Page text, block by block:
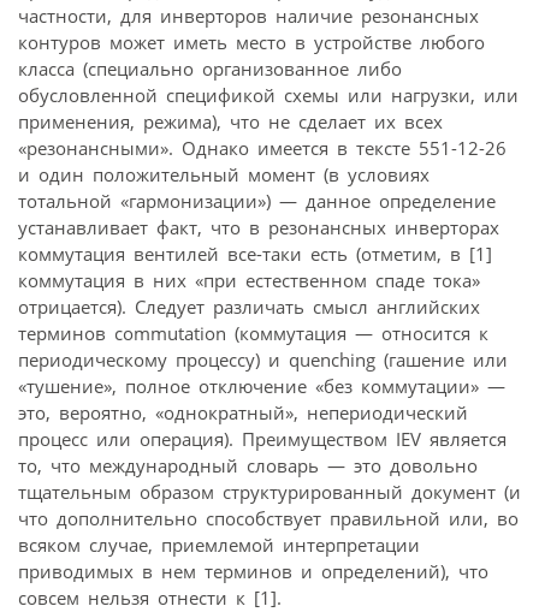
частности, для инверторов наличие резонансных
контуров может иметь место в устройстве любого
класса (специально организованное либо
обусловленной спецификой схемы или нагрузки, или
применения, режима), что не сделает их всех
«резонансными». Однако имеется в тексте 551-12-26
и один положительный момент (в условиях
тотальной «гармонизации») — данное определение
устанавливает факт, что в резонансных инверторах
коммутация вентилей все-таки есть (отметим, в [1]
коммутация в них «при естественном спаде тока»
отрицается). Следует различать смысл английских
терминов commutation (коммутация — относится к
периодическому процессу) и quenching (гашение или
«тушение», полное отключение «без коммутации» —
это, вероятно, «однократный», непериодический
процесс или операция). Преимуществом IEV является
то, что международный словарь — это довольно
тщательным образом структурированный документ (и
что дополнительно способствует правильной или, во
всяком случае, приемлемой интерпретации
приводимых в нем терминов и определений), что
совсем нельзя отнести к [1].